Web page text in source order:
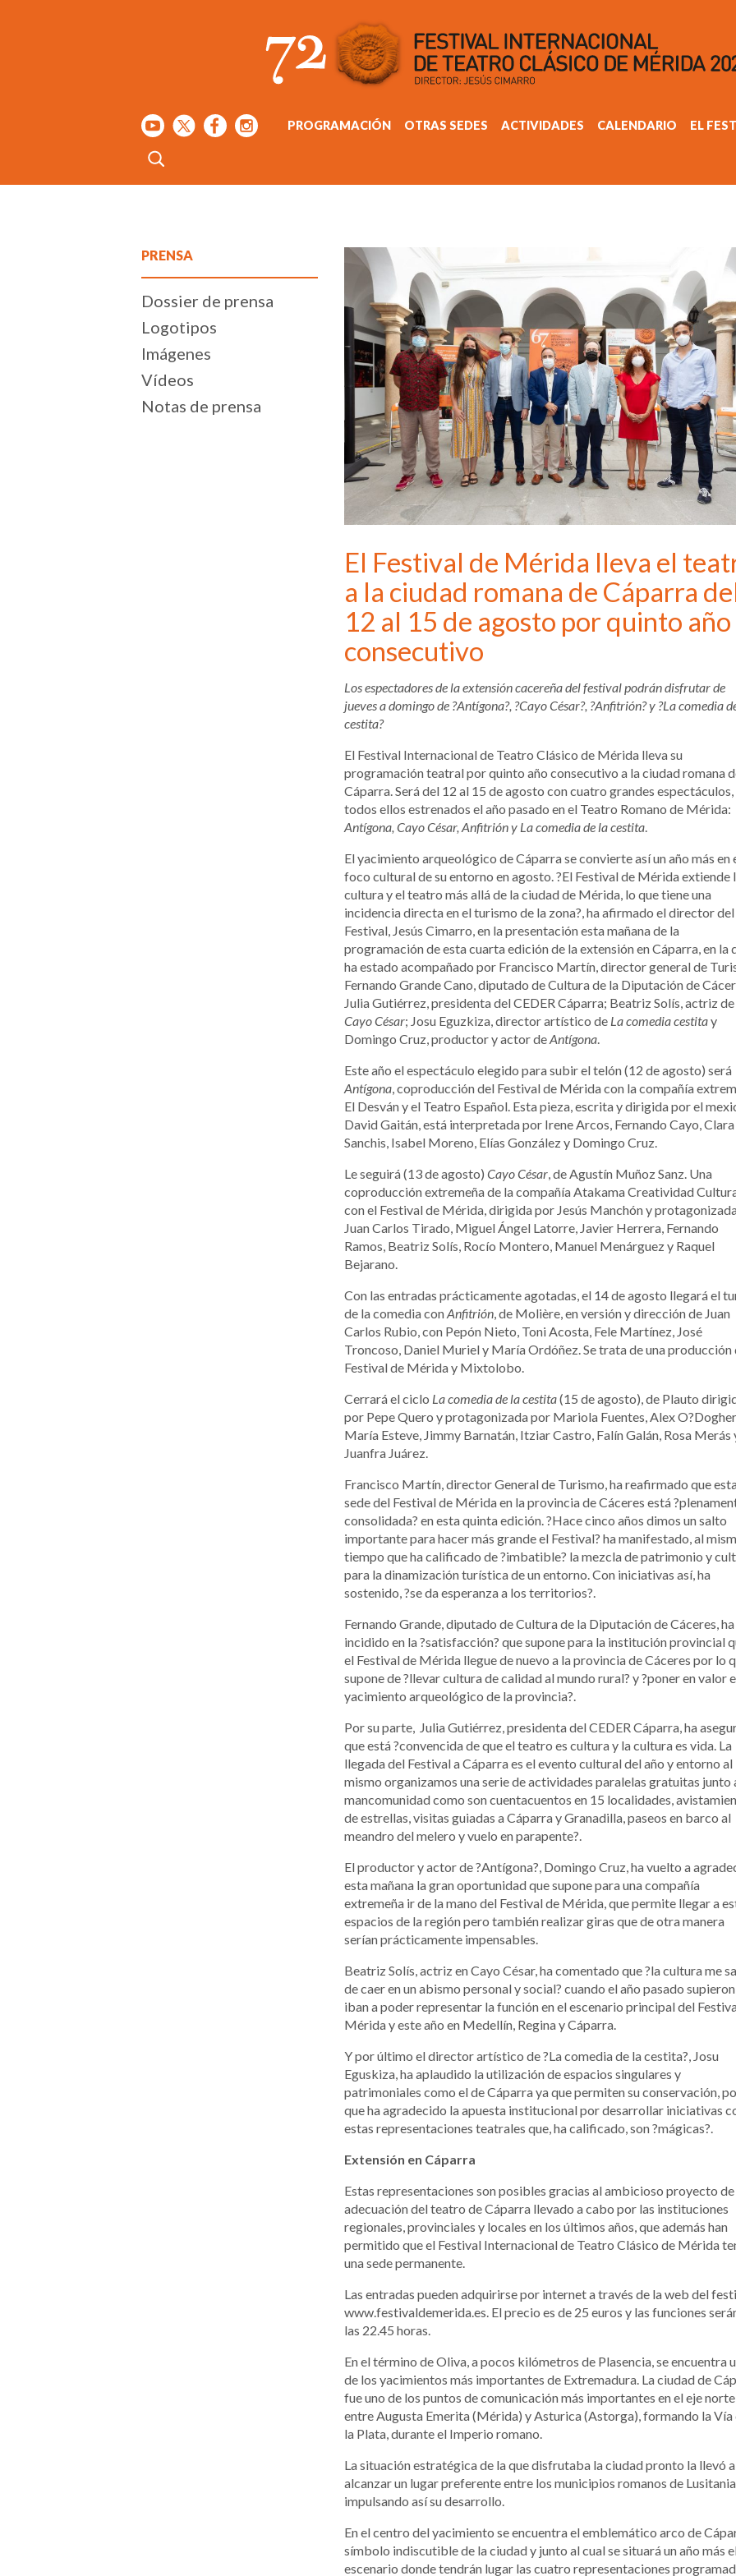
PROGRAMACIÓN OTRAS SEDES ACTIVIDADES CALENDARIO EL
PRENSA
Dossier de prensa
Logotipos
Imágenes
Vídeos
Notas de prensa
El Festival de Mérida lleva el
a la ciudad romana de Cáparra
12 al 15 de agosto por quinto año
consecutivo
Los espectadores de la extensión cacereña del festival podrán disfrutar de
jueves a domingo de ?Antígona?, ?Cayo César?, ?Anfitrión? y ?La comedia
cestita?
El Festival Internacional de Teatro Clásico de Mérida lleva su
programación teatral por quinto año consecutivo a la ciudad romana
Cáparra. Será del 12 al 15 de agosto con cuatro grandes espectáculos,
todos ellos estrenados el año pasado en el Teatro Romano de Mérida:
Antígona, Cayo César, Anfitrión y La comedia de la cestita
El yacimiento arqueológico de Cáparra se convierte así un año más en
foco cultural de su entorno en agosto. ?El Festival de Mérida extiende
cultura y el teatro más allá de la ciudad de Mérida, lo que tiene una
incidencia directa en el turismo de la zona?, ha afirmado el director del
Festival, Jesús Cimarro, en la presentación esta mañana de la
programación de esta cuarta edición de la extensión en Cáparra, en la
ha estado acompañado por Francisco Martín, director general de
Fernando Grande Cano, diputado de Cultura de la Diputación de
Julia Gutiérrez, presidenta del CEDER Cáparra; Beatriz Solís, actriz de
Cayo César; Josu Eguzkiza, director artístico de La comedia cestitay
Domingo Cruz, productor y actor deAntígona
Este año el espectáculo elegido para subir el telón (12 de agosto) será
Antígona , coproducción del Festival de Mérida con la compañía
El Desván y el Teatro Español. Esta pieza, escrita y dirigida por el
David Gaitán, está interpretada por Irene Arcos, Fernando Cayo, Clara
Sanchis, Isabel Moreno, Elías González y Domingo Cruz.
Le seguirá (13 de agosto) Cayo César , de Agustín Muñoz Sanz. Una
coproducción extremeña de la compañía Atakama Creatividad
con el Festival de Mérida, dirigida por Jesús Manchón y
Juan Carlos Tirado, Miguel Ángel Latorre, Javier Herrera, Fernando
Ramos, Beatriz Solís, Rocío Montero, Manuel Menárguez y Raquel
Bejarano.
Con las entradas prácticamente agotadas, el 14 de agosto llegará el
de la comedia conAnfitrión , de Molière, en versión y dirección de Juan
Carlos Rubio, con Pepón Nieto, Toni Acosta, Fele Martínez, José
Troncoso, Daniel Muriel y María Ordóñez. Se trata de una producción
Festival de Mérida y Mixtolobo.
Cerrará el ciclo La comedia de la cestita(15 de agosto), de Plauto
por Pepe Quero y protagonizada por Mariola Fuentes, Alex
María Esteve, Jimmy Barnatán, Itziar Castro, Falín Galán, Rosa Merás
Juanfra Juárez.
Francisco Martín, director General de Turismo, ha reafirmado que
sede del Festival de Mérida en la provincia de Cáceres está
consolidada? en esta quinta edición. ?Hace cinco años dimos un salto
importante para hacer más grande el Festival? ha manifestado, al
tiempo que ha calificado de ?imbatible? la mezcla de patrimonio y
para la dinamización turística de un entorno. Con iniciativas así, ha
sostenido, ?se da esperanza a los territorios?.
Fernando Grande, diputado de Cultura de la Diputación de Cáceres, ha
incidido en la ?satisfacción? que supone para la institución provincial
el Festival de Mérida llegue de nuevo a la provincia de Cáceres por lo
supone de ?llevar cultura de calidad al mundo rural? y ?poner en valor
yacimiento arqueológico de la provincia?.
Por su parte, Julia Gutiérrez, presidenta del CEDER Cáparra, ha
que está ?convencida de que el teatro es cultura y la cultura es vida. La
llegada del Festival a Cáparra es el evento cultural del año y entorno al
mismo organizamos una serie de actividades paralelas gratuitas junto
mancomunidad como son cuentacuentos en 15 localidades,
de estrellas, visitas guiadas a Cáparra y Granadilla, paseos en barco al
meandro del melero y vuelo en parapente?.
El productor y actor de ?Antígona?, Domingo Cruz, ha vuelto a
esta mañana la gran oportunidad que supone para una compañía
extremeña ir de la mano del Festival de Mérida, que permite llegar a
espacios de la región pero también realizar giras que de otra manera
serían prácticamente impensables.
Beatriz Solís, actriz en Cayo César, ha comentado que ?la cultura me
de caer en un abismo personal y social? cuando el año pasado
iban a poder representar la función en el escenario principal del
Mérida y este año en Medellín, Regina y Cáparra.
Y por último el director artístico de ?La comedia de la cestita?, Josu
Eguskiza, ha aplaudido la utilización de espacios singulares y
patrimoniales como el de Cáparra ya que permiten su conservación,
que ha agradecido la apuesta institucional por desarrollar iniciativas
estas representaciones teatrales que, ha calificado, son ?mágicas?.
Extensión en Cáparra
Estas representaciones son posibles gracias al ambicioso proyecto de
adecuación del teatro de Cáparra llevado a cabo por las instituciones
regionales, provinciales y locales en los últimos años, que además han
permitido que el Festival Internacional de Teatro Clásico de Mérida
una sede permanente.
Las entradas pueden adquirirse por internet a través de la web del
www.festivaldemerida.es. El precio es de 25 euros y las funciones
las 22.45 horas.
En el término de Oliva, a pocos kilómetros de Plasencia, se encuentra
de los yacimientos más importantes de Extremadura. La ciudad de
fue uno de los puntos de comunicación más importantes en el eje
entre Augusta Emerita (Mérida) y Asturica (Astorga), formando la Vía
la Plata, durante el Imperio romano.
La situación estratégica de la que disfrutaba la ciudad pronto la llevó a
alcanzar un lugar preferente entre los municipios romanos de Lusitania,
impulsando así su desarrollo.
En el centro del yacimiento se encuentra el emblemático arco de
símbolo indiscutible de la ciudad y junto al cual se situará un año más
escenario donde tendrán lugar las cuatro representaciones